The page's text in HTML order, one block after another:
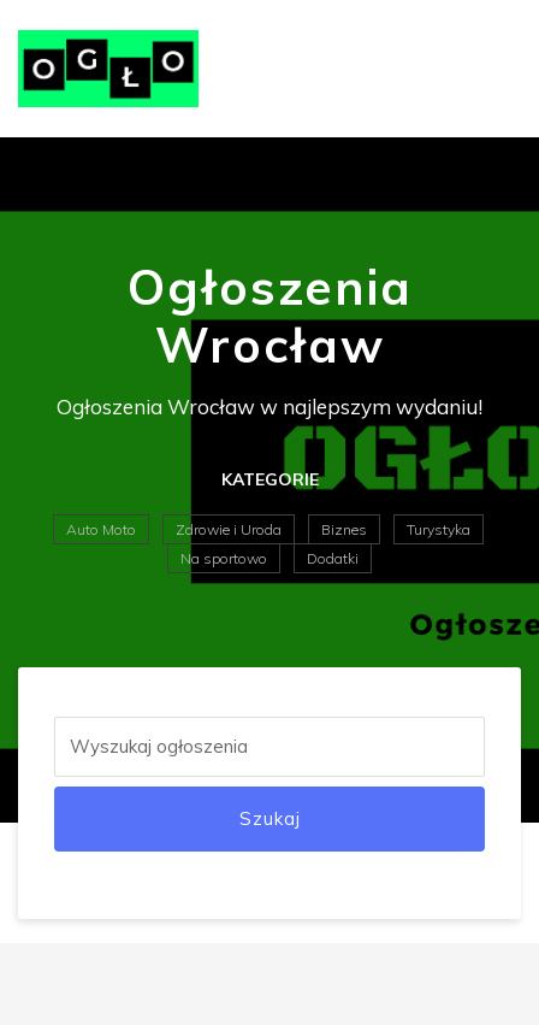
Ogłoszenia
Wrocław
Ogłoszenia Wrocław w najlepszym wydaniu!
KATEGORIE
Auto Moto Zdrowie i Uroda Biznes
Turystyka
Na sportowo
Dodatki
Szukaj